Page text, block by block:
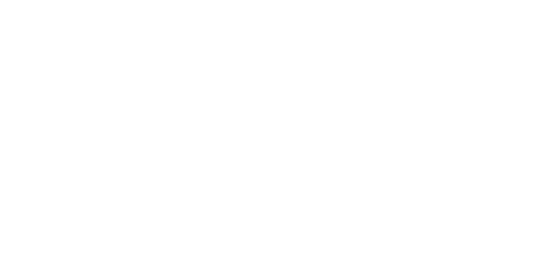
를 받지 못할 수 도 있습니다.
간주합니다.